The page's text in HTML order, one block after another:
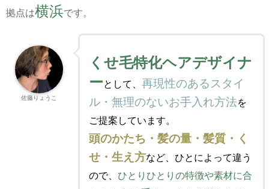
拠点は横浜です。
くせ毛特化ヘアデザイナ
ーとして、 再現性のあるスタイ
ル・無理のないお手入れ方法を
ご提案しています。
頭のかたち・髪の量・髪質・く
せ・生え方など、ひとによって違う
ので、 ひとりひとりの特徴や素材に合
佐藤りょうこ